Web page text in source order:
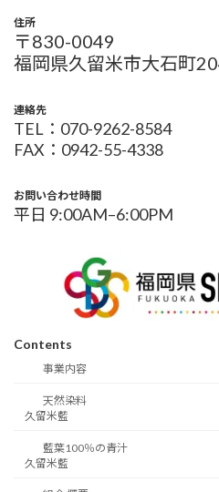
住所
〒830-0049
福岡県久留米市大石町
連絡先
TEL：070-9262-8584
FAX：0942-55-4338
お問い合わせ時間
平日 9:00AM–6:00PM
Contents
事業内容
天然染料
久留米藍
藍葉100％の青汁
久留米藍